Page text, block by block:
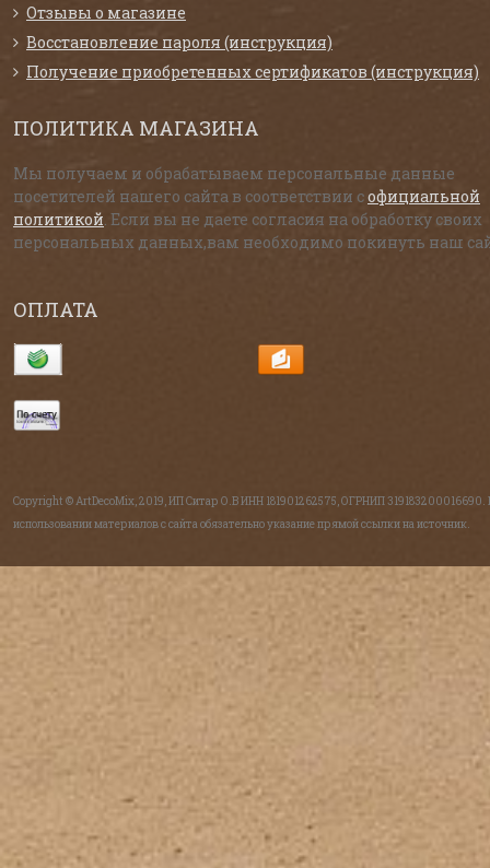
Отзывы о магазине
Восстановление пароля (инструкция)
Получение приобретенных сертификатов (инструкция)
ПОЛИТИКА МАГАЗИНА
Мы получаем и обрабатываем персональные данные
посетителей нашего сайта в соответствии софициальной
политикой . Если вы не даете согласия на обработку своих
персональных данных,вам необходимо покинуть наш
ОПЛАТА
Copyright © ArtDecoMix, 2019, ИП Ситар О.В ИНН 181901262575, ОГРНИП 319183200016690.
использовании материалов с сайта обязательно указание прямой ссылки на источник.